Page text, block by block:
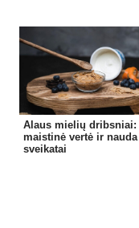
Alaus mielių dribsniai:
maistinė vertė ir nauda
sveikatai